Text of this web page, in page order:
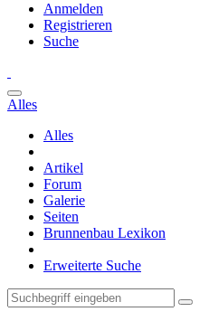
Anmelden
Registrieren
Suche
Alles
Alles
Artikel
Forum
Galerie
Seiten
Brunnenbau Lexikon
Erweiterte Suche